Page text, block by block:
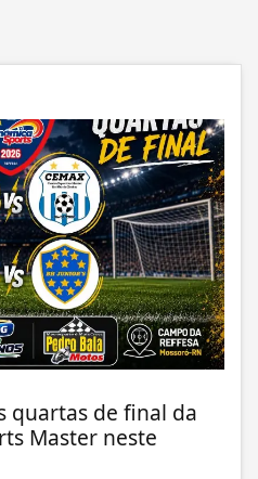
quartas de final da
Master neste